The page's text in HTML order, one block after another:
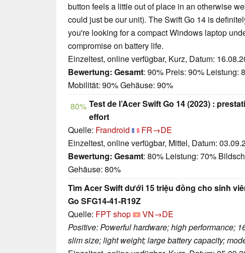
button feels a little out of place in an otherwise
could just be our unit). The Swift Go 14 is
you're looking for a compact Windows laptop
compromise on battery life.
Einzeltest, online verfügbar, Kurz, Datum:
Bewertung: Gesamt: 90% Preis: 90% Leistung:
Mobilität: 90% Gehäuse: 90%
80% Test de l’Acer Swift Go 14 (2023) :
effort
Quelle: Frandroid
FR→DE
Einzeltest, online verfügbar, Mittel, Datum:
Bewertung: Gesamt: 80% Leistung: 70%
Gehäuse: 80%
Tìm Acer Swift dưới 15 triệu đồng cho sinh
Go SFG14-41-R19Z
Quelle: FPT shop
VN→DE
Positive: Powerful hardware; high performance;
slim size; light weight; large battery capacity;